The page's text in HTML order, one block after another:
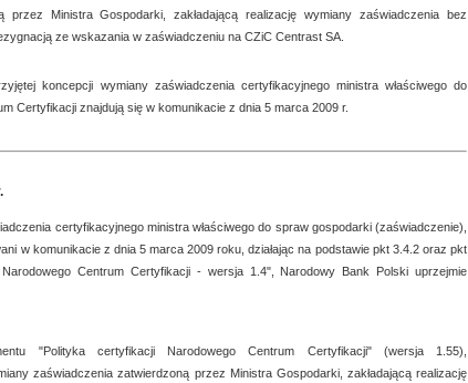
przez Ministra Gospodarki, zakładającą realizację wymiany zaświadczenia bez
ze wskazania w zaświadczeniu na CZiC Centrast SA.
koncepcji wymiany zaświadczenia certyfikacyjnego ministra właściwego do
Certyfikacji znajdują się w komunikacie z dnia 5 marca 2009 r.
certyfikacyjnego ministra właściwego do spraw gospodarki (zaświadczenie),
w komunikacie z dnia 5 marca 2009 roku, działając na podstawie pkt 3.4.2 oraz pkt
Centrum Certyfikacji - wersja 1.4", Narodowy Bank Polski uprzejmie
"Polityka certyfikacji Narodowego Centrum Certyfikacji" (wersja 1.55),
zaświadczenia zatwierdzoną przez Ministra Gospodarki, zakładającą realizację